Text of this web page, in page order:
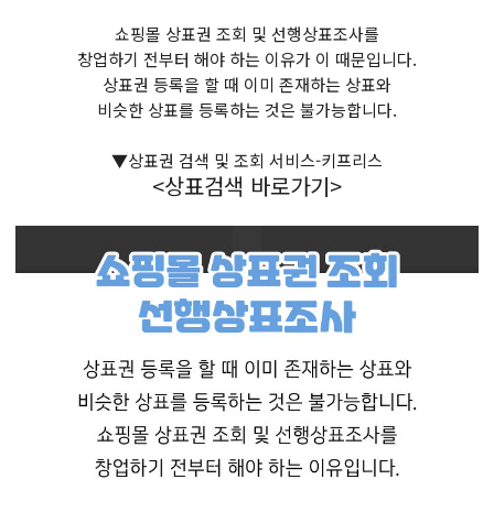
쇼핑몰 상표권 조회 및 선행상표조사를
창업하기 전부터 해야 하는 이유가 이 때문입니다.
상표권 등록을 할 때 이미 존재하는 상표와
비슷한 상표를 등록하는 것은 불가능합니다.
▼상표권 검색 및 조회 서비스-키프리스
<상표검색 바로가기>